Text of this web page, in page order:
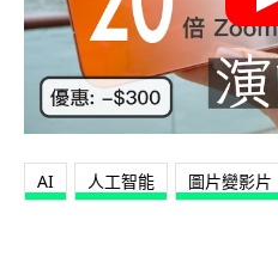
AI 人工智能 圖片變影片